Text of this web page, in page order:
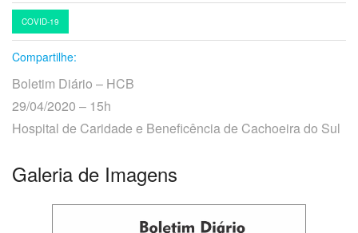
Escola HCB
Resultado de exames
O
você
procura?
COVID-19
Compartilhe:
Boletim Diário – HCB
29/04/2020 – 15h
Hospital de Caridade e Beneficência de Cachoeira do Sul
Galeria de Imagens